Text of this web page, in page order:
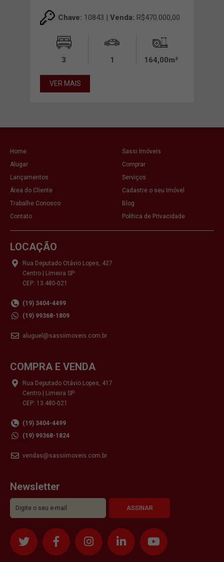
Chave: 10843 | Venda: R$470.000,00
3 1 164,00m²
VER MAIS
Home
Sassi Imóveis
Alugar
Comprar
Lançamentos
Serviços
Área do Cliente
Cadastre o seu Imóvel
Trabalhe Conosco
Blog
Contato
Política de Privacidade
LOCAÇÃO
Rua Deputado Otávio Lopes, 427
Centro | Limeira SP
CEP: 13.480-021
(19) 3404-4499
(19) 99368-1809
aluguel@sassiimoveis.com.br
COMPRA E VENDA
Rua Deputado Otávio Lopes, 417
Centro | Limeira SP
CEP: 13.480-021
(19) 3404-4499
(19) 99368-1824
vendas@sassiimoveis.com.br
Newsletter